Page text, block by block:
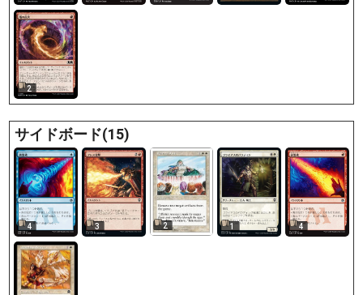
2
サイドボード(15)
4 3 2 1 4